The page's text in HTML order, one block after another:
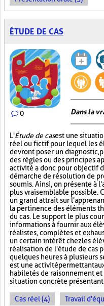
ÉTUDE DE CAS
0 Dans la
L'Étude de casest une
réel ou fictif pour lequel les
devront poser un diagnostic,
des règles ou des principes
activité a donc pour objectif
démarche de résolution de
soumis. Ainsi, on présente à
plus vraisemblable possible.
un grand attrait sur
la pertinence des éléments
du cas. Le support le plus
informations à fournir aux
réalistes, complètes et
un certain intérêt chez les
réalisation de l'étude de cas
quelques heures à plusieurs
est une activité permettant
habiletés de raisonnement et
situation concrète
Cas réel (4) Travail